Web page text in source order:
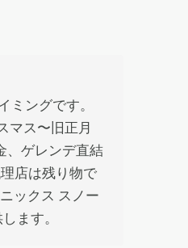
ングです。
マス〜旧正月
、ゲレンデ直結
店は残り物で
ックス スノー
ます。